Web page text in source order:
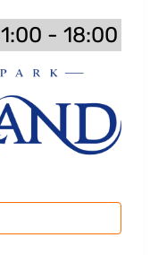
- 18:00